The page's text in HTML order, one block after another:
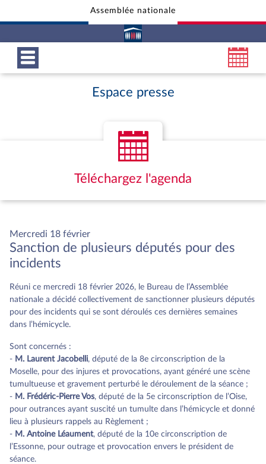
Aller en bas de la pageAssemblée nationale
Espace presse
Téléchargez l'agenda
Mercredi 18 février
Sanction de plusieurs députés pour des
incidents
Réuni ce mercredi 18 février 2026, le Bureau de l’Assemblée
nationale a décidé collectivement de sanctionner plusieurs députés
pour des incidents qui se sont déroulés ces dernières semaines
dans l’hémicycle.
Sont concernés :
- M. Laurent Jacobelli, député de la 8e circonscription de la
Moselle, pour des injures et provocations, ayant généré une scène
tumultueuse et gravement perturbé le déroulement de la séance ;
- M. Frédéric-Pierre Vos, député de la 5e circonscription de l’Oise,
pour outrances ayant suscité un tumulte dans l’hémicycle et donné
lieu à plusieurs rappels au Règlement ;
- M. Antoine Léaument, député de la 10e circonscription de
l’Essonne, pour outrage et provocation envers le président de
séance.